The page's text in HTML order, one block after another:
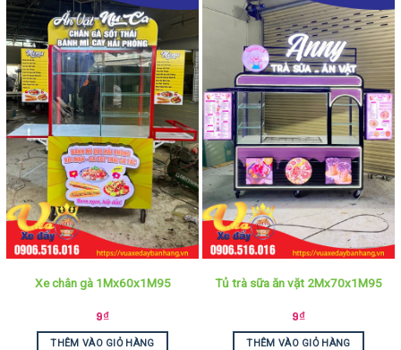
Xe chân gà 1Mx60x1M95
9₫
THÊM VÀO GIỎ HÀNG
Tủ trà sữa ăn vặt 2Mx70x1M95
9₫
THÊM VÀO GIỎ HÀNG